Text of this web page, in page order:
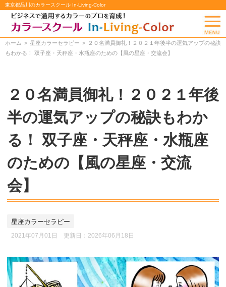
東京都品川のカラースクール In-Living-Color
ホーム 星座カラーセラピー
２０名満員御礼！２０２１年後半の運気アップの秘訣
もわかる！ 双子座・天秤座・水瓶座のための【風の星座・交流会】
２０名満員御礼！２０２１年後
半の運気アップの秘訣もわか
る！ 双子座・天秤座・水瓶座
のための【風の星座・交流
会】
星座カラーセラピー
2021年07月01日 更新日： 2026年06月18日